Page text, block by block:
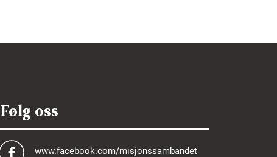
Følg oss
www.facebook.com/misjonssambandet